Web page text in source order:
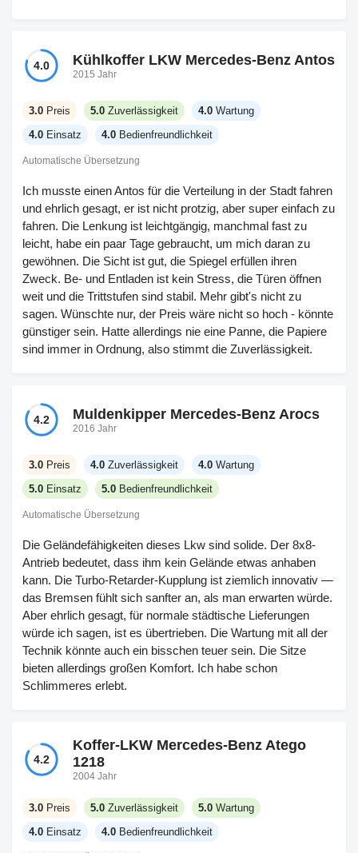
der Kabine im Winter ein bisschen braucht, bis sie warm
wird, was blöd ist, wenn man früh morgens anfängt. Hatte
noch keine Panne, also ist die Zuverlässigkeit bisher gut.
Normale Ölwechsel und Checks waren nicht wahnsinnig
4.0 Kühlkoffer LKW Mercedes-Benz Antos
2015 Jahr
3.0 Preis 5.0 Zuverlässigkeit 4.0 Wartung
4.0 Einsatz 4.0 Bedienfreundlichkeit
Automatische Übersetzung
Ich musste einen Antos für die Verteilung in der Stadt fahren
und ehrlich gesagt, er ist nicht protzig, aber super einfach zu
fahren. Die Lenkung ist leichtgängig, manchmal fast zu
leicht, habe ein paar Tage gebraucht, um mich daran zu
gewöhnen. Die Sicht ist gut, die Spiegel erfüllen ihren
Zweck. Be- und Entladen ist kein Stress, die Türen öffnen
weit und die Trittstufen sind stabil. Mehr gibt's nicht zu
sagen. Wünschte nur, der Preis wäre nicht so hoch - könnte
günstiger sein. Hatte allerdings nie eine Panne, die Papiere
sind immer in Ordnung, also stimmt die Zuverlässigkeit.
4.2 Muldenkipper Mercedes-Benz Arocs
2016 Jahr
3.0 Preis 4.0 Zuverlässigkeit 4.0 Wartung
5.0 Einsatz 5.0 Bedienfreundlichkeit
Automatische Übersetzung
Die Geländefähigkeiten dieses Lkw sind solide. Der 8x8-
Antrieb bedeutet, dass ihm kein Gelände etwas anhaben
kann. Die Turbo-Retarder-Kupplung ist ziemlich innovativ —
das Bremsen fühlt sich sanfter an, als man erwarten würde.
Aber ehrlich gesagt, für normale städtische Lieferungen
würde ich sagen, ist es übertrieben. Die Wartung mit all der
Technik könnte auch ein bisschen teuer sein. Die Sitze
bieten allerdings großen Komfort. Ich habe schon
Schlimmeres erlebt.
4.2
Koffer-LKW Mercedes-Benz Atego
1218
2004 Jahr
3.0 Preis 5.0 Zuverlässigkeit 5.0 Wartung
4.0 Einsatz 4.0 Bedienfreundlichkeit